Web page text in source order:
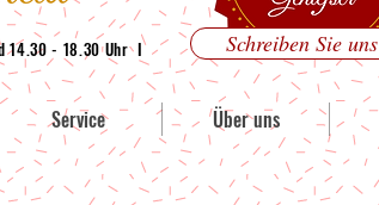
14.30 - 18.30 Uhr I
Schreiben Sie
Service Über uns